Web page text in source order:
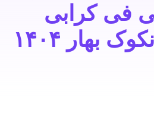
فی کرابی
بهار ۱۴۰۴